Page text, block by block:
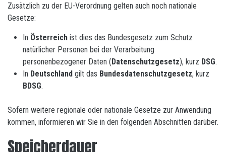
Zusätzlich zu der EU-Verordnung gelten auch noch nationale
Gesetze:
In Österreich ist dies das Bundesgesetz zum Schutz
natürlicher Personen bei der Verarbeitung
personenbezogener Daten (Datenschutzgesetz), kurz DSG.
In Deutschland gilt das Bundesdatenschutzgesetz, kurz
BDSG.
Sofern weitere regionale oder nationale Gesetze zur Anwendung
kommen, informieren wir Sie in den folgenden Abschnitten darüber.
Speicherdauer